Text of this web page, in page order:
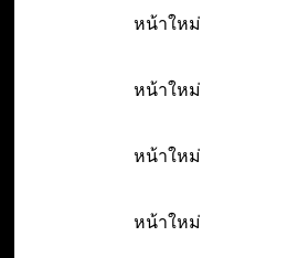
หน้าใหม่
หน้าใหม่
หน้าใหม่
หน้าใหม่